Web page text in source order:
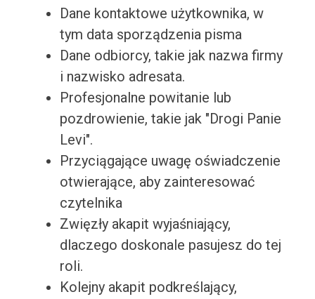
Dane kontaktowe użytkownika, w
tym data sporządzenia pisma
Dane odbiorcy, takie jak nazwa firmy
i nazwisko adresata.
Profesjonalne powitanie lub
pozdrowienie, takie jak "Drogi Panie
Levi".
Przyciągające uwagę oświadczenie
otwierające, aby zainteresować
czytelnika
Zwięzły akapit wyjaśniający,
dlaczego doskonale pasujesz do tej
roli.
Kolejny akapit podkreślający,